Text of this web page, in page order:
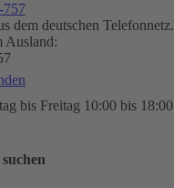
757
dem deutschen Telefonnetz.
Ausland:
bis Freitag 10:00 bis